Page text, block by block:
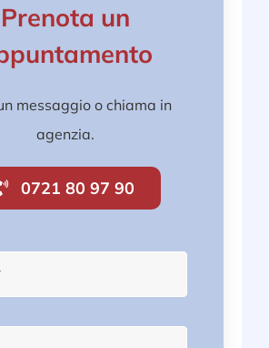
Prenota un
messaggio o chiama in
agenzia.
0721 80 97 90